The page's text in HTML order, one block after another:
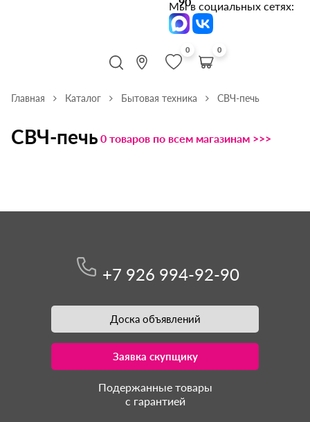
Мы в социальных сетях:
0 0
Главная Каталог Бытовая техника СВЧ-печь
СВЧ-печь 0 товаров по всем магазинам >>>
+7 926 994-92-90
Доска объявлений
Заявка скупщику
Подержанные товары
с гарантией